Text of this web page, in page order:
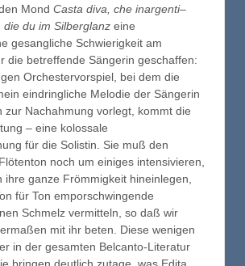
Mond Casta diva, che inargenti–
die du im Silberglanz eine
gesangliche Schwierigkeit am
die betreffende Sängerin geschaffen:
Orchestervorspiel, bei dem die
eindringliche Melodie der Sängerin
zur Nachahmung vorlegt, kommt die
– eine kolossale
für die Solistin. Sie muß den
noch um einiges intensivieren,
ihre ganze Frömmigkeit hineinlegen,
für Ton emporschwingende
Schmelz vermitteln, so daß wir
mit ihr beten. Diese wenigen
in der gesamten Belcanto-Literatur